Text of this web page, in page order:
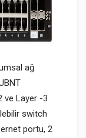
ağ
ve Layer -3
switch
portu, 2